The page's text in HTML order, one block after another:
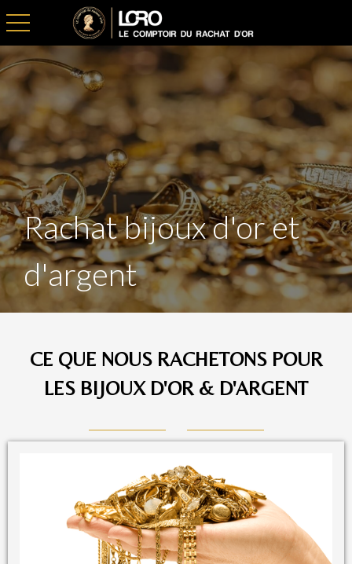
toggle navigation
Rachat bijoux d'or et
d'argent
CE QUE NOUS RACHETONS POUR
LES BIJOUX D'OR & D'ARGENT